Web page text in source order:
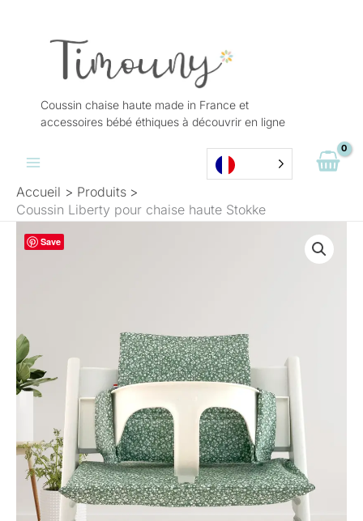
Coussin chaise haute made in France et
accessoires bébé éthiques à découvrir en ligne
Accueil
Produits
Coussin Liberty pour chaise haute Stokke
Save
44,50 €